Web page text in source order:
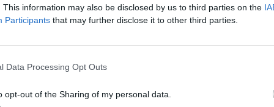
This information may also be disclosed by us to third parties on the
Participants that may further disclose it to other third parties.
Data Processing Opt Outs
opt-out of the Sharing of my personal data.
Δήμου Αθηναίων.
στη Δημοτική Αγορά Κυψέλης. Περισσότεροι από 50
όσα δημιουργούν, ανανεώνοντας το ραντεβού τους με